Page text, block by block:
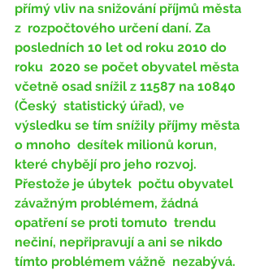
přímý vliv na snižování příjmů města
z  rozpočtového určení daní. Za
posledních 10 let od roku 2010 do
roku  2020 se počet obyvatel města
včetně osad snížil z 11587 na 10840
(Český  statistický úřad), ve
výsledku se tím snížily příjmy města
o mnoho  desítek milionů korun,
které chybějí pro jeho rozvoj.
Přestože je úbytek  počtu obyvatel
závažným problémem, žádná
opatření se proti tomuto  trendu
nečiní, nepřipravují a ani se nikdo
tímto problémem vážně  nezabývá.